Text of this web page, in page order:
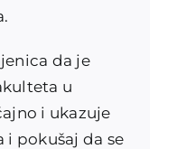
da je
u
i ukazuje
i pokušaj da se